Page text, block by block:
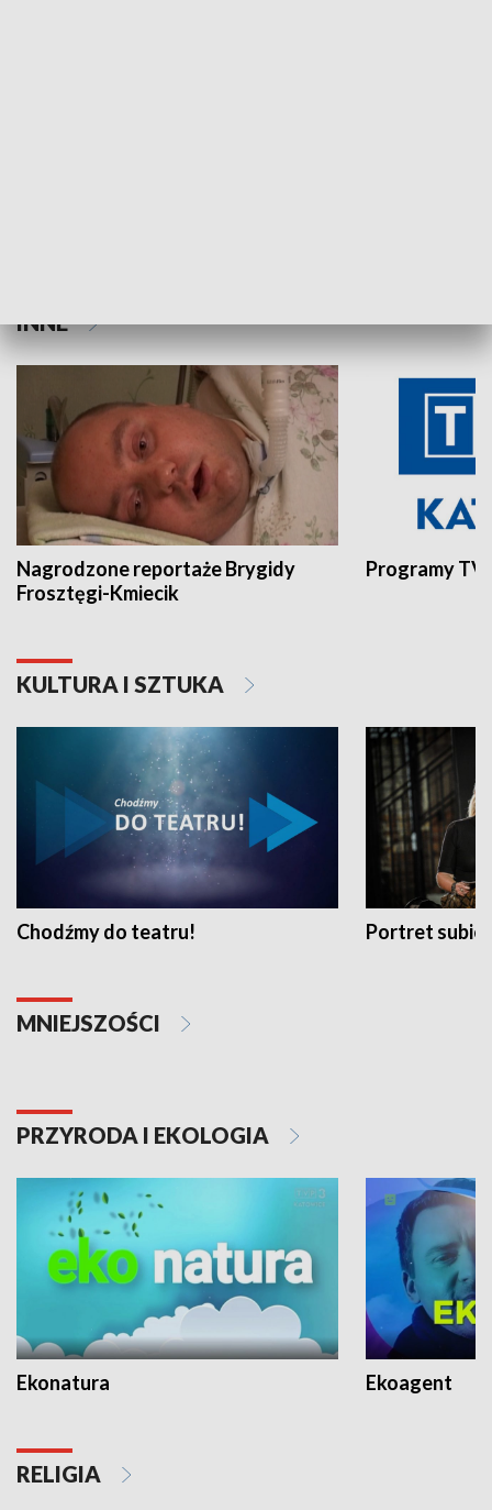
INNE
Nagrodzone reportaże Brygidy
Frosztęgi-Kmiecik
Programy
KULTURA I SZTUKA
Chodźmy do teatru! Portret
MNIEJSZOŚCI
PRZYRODA I EKOLOGIA
Ekonatura Ekoagent
RELIGIA